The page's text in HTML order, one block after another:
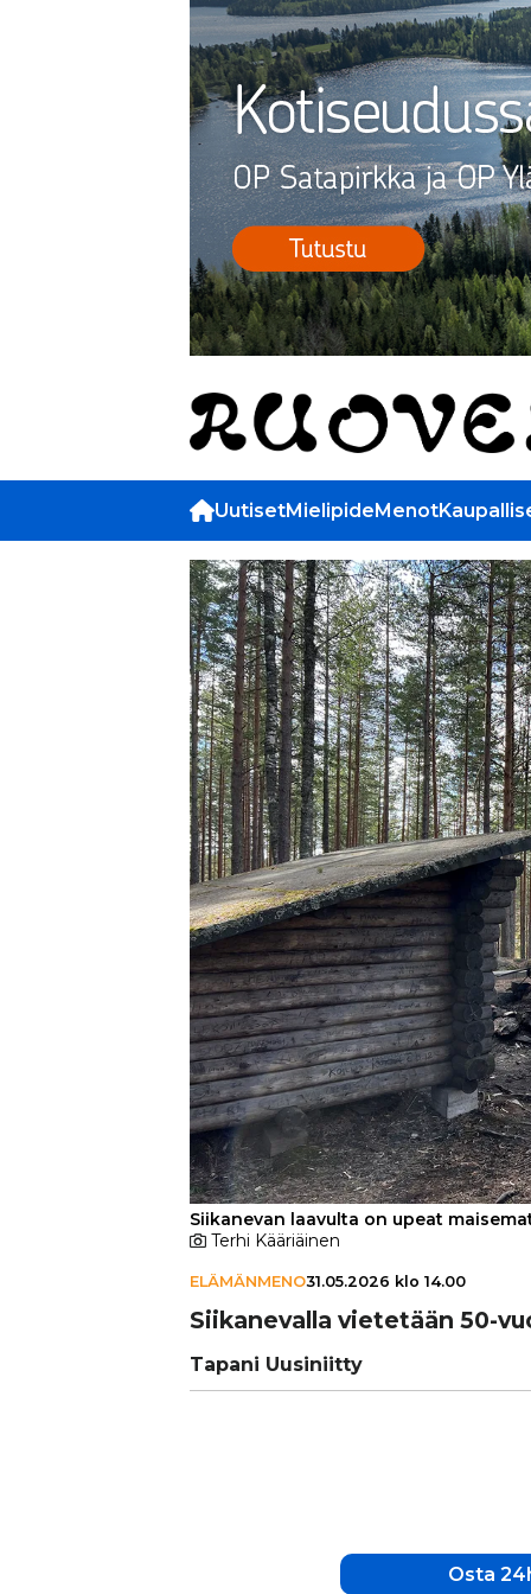
UutisetMielipideMenot
Siikanevan laavulta on upeat
Terhi Kääriäinen
ELÄMÄNMENO31.05.2026 klo 14.00
Sii­ka­ne­valla vietetään 50-
Tapani Uusiniitty
Osta